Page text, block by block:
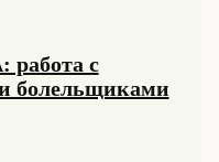
с
болельщиками